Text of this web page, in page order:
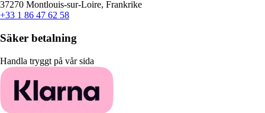
37270 Montlouis-sur-Loire, Frankrike
+33 1 86 47 62 58
Säker betalning
Handla tryggt på vår sida